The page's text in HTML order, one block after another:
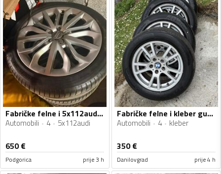
Fabričke felne i 5x112audi gume
Automobili 4 5x112audi
650€
Podgorica prije 3 h
Fabričke felne i kleber gume
Automobili 4 kleber
350€
Danilovgrad prije 4 h